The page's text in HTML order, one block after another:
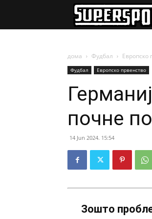
дома Фудбал Европско
Фудбал Европско првенство
почне
14 Jun 2024. 15:54
Зошто